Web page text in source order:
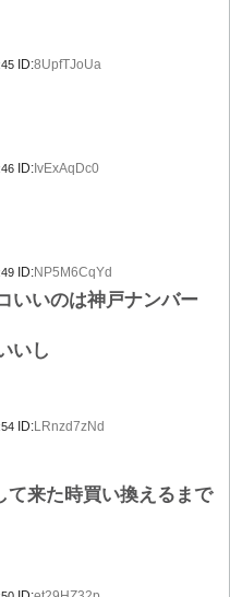
ID:8UpfTJoUa
ID:IvExAqDc0
ID:NP5M6CqYd
いいのは神戸ナンバー
いし
ID:LRnzd7zNd
て来た時買い換えるまで